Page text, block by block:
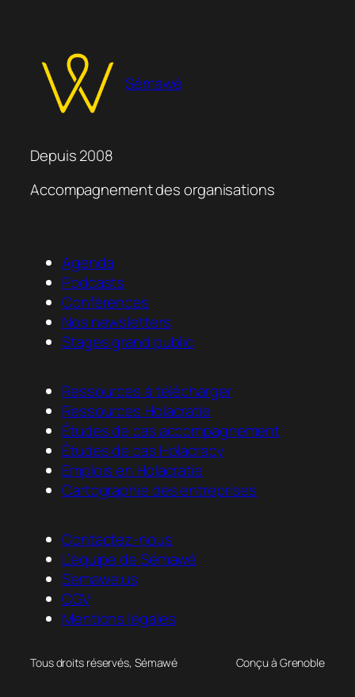
Sémawé
Depuis 2008
Accompagnement des organisations
Agenda
Podcasts
Conférences
Nos newsletters
Stages grand public
Ressources à télécharger
Ressources Holacratie
Études de cas accompagnement
Études de cas Holacracy
Emplois en Holacratie
Cartographie des entreprises
Contactez-nous
L’équipe de Sémawé
Semawe.us
CGV
Mentions légales
Tous droits réservés, Sémawé Conçu à Grenoble